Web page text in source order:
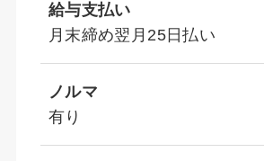
給与支払い
月末締め翌月25日払い
ノルマ
有り